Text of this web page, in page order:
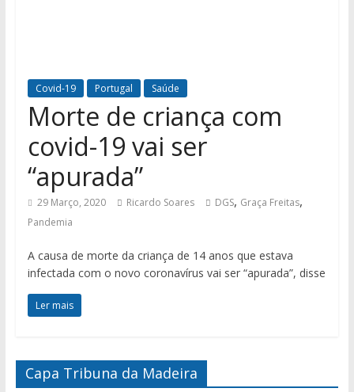
Covid-19 Portugal Saúde
Morte de criança com
covid-19 vai ser
“apurada”
29 Março, 2020 Ricardo Soares DGS, Graça Freitas,
Pandemia
A causa de morte da criança de 14 anos que estava
infectada com o novo coronavírus vai ser “apurada”, disse
Ler mais
Capa Tribuna da Madeira